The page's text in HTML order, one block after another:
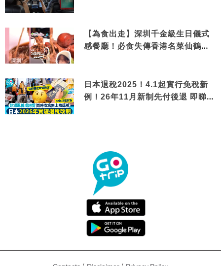
【為食出走】深圳千金級生日儀式
感餐廳！必食失傳香港名菜仙鶴神
日本退稅2025！4.1起實行免稅新
例！26年11月新制先付後退 即睇步